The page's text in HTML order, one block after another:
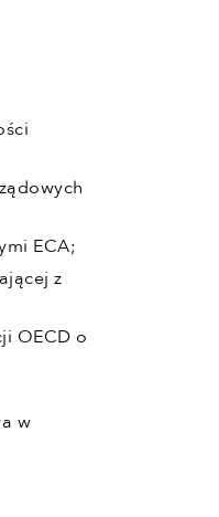
ECA;
z
OECD o
w